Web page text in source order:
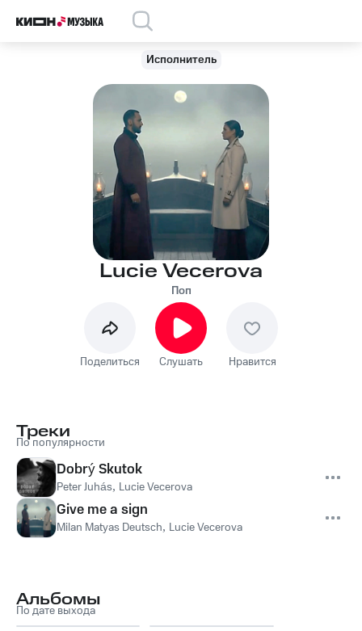
Исполнитель
Lucie Vecerova
Поп
Поделиться Слушать Нравится
Треки
По популярности
Dobrý Skutok
Peter Juhás, Lucie Vecerova
Give me a sign
Milan Matyas Deutsch, Lucie Vecerova
Альбомы
По дате выхода